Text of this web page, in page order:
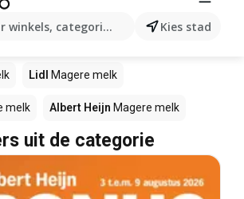
winkels, categorieën, producten...
Kies stad
Lidl Magere melk
melk Albert Heijn Magere melk
uit de categorie